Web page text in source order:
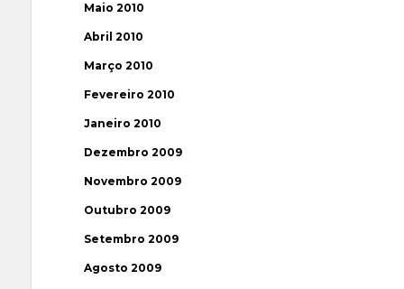
Maio 2010
Abril 2010
Março 2010
Fevereiro 2010
Janeiro 2010
Dezembro 2009
Novembro 2009
Outubro 2009
Setembro 2009
Agosto 2009